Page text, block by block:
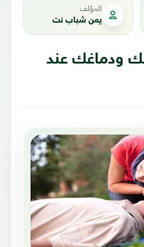
المؤلف
يمن شباب نت
ودماغك عند